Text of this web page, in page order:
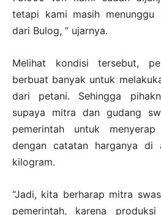
tetapi kami masih menunggu
dari Bulog, ” ujarnya.
Melihat kondisi tersebut,
berbuat banyak untuk
dari petani. Sehingga
supaya mitra dan gudang
pemerintah untuk
dengan catatan harganya
kilogram.
“Jadi, kita berharap mitra
pemerintah, karena